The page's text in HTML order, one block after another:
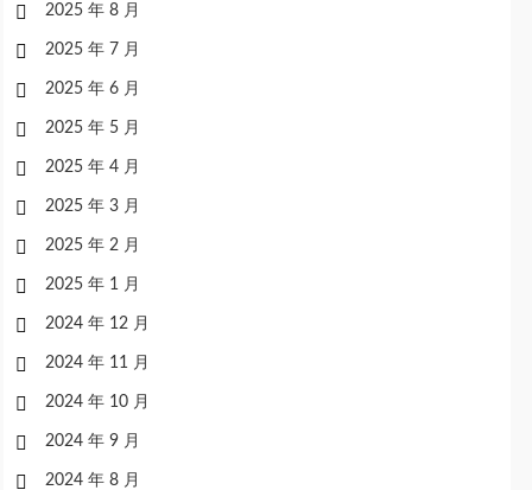
2025 年 8 月
2025 年 7 月
2025 年 6 月
2025 年 5 月
2025 年 4 月
2025 年 3 月
2025 年 2 月
2025 年 1 月
2024 年 12 月
2024 年 11 月
2024 年 10 月
2024 年 9 月
2024 年 8 月